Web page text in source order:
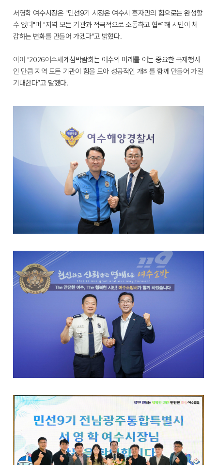
서영학 여수시장은 "민선9기 시정은 여수시 혼자만의 힘으로는 완성할
수 없다"며 "지역 모든 기관과 적극적으로 소통하고 협력해 시민이 체
감하는 변화를 만들어 가겠다"고 밝혔다.
이어 "2026여수세계섬박람회는 여수의 미래를 여는 중요한 국제행사
인 만큼 지역 모든 기관이 힘을 모아 성공적인 개최를 함께 만들어 가길
기대한다”고 말했다.